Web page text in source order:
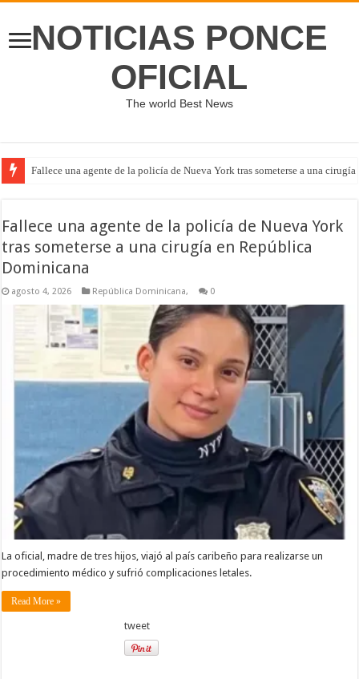
NOTICIAS PONCE
OFICIAL
The world Best News
Fallece una agente de la policía de Nueva York tras someterse a una
Fallece una agente de la policía de Nueva York
tras someterse a una cirugía en República
Dominicana
agosto 4, 2026 República Dominicana, 0
La oficial, madre de tres hijos, viajó al país caribeño para realizarse un
procedimiento médico y sufrió complicaciones letales.
Read More »
tweet